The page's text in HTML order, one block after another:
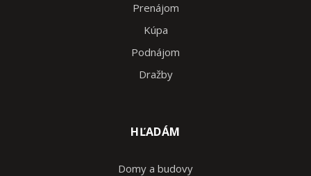
Prenájom
Kúpa
Podnájom
Dražby
HĽADÁM
Domy a budovy